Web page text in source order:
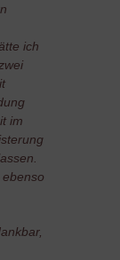
ich
im